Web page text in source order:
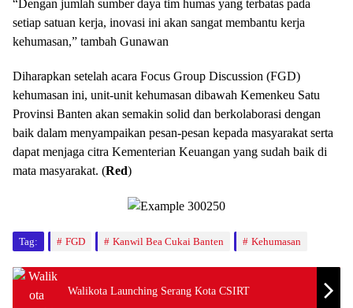
“Dengan jumlah sumber daya tim humas yang terbatas pada
setiap satuan kerja, inovasi ini akan sangat membantu kerja
kehumasan,” tambah Gunawan
Diharapkan setelah acara Focus Group Discussion (FGD)
kehumasan ini, unit-unit kehumasan dibawah Kemenkeu Satu
Provinsi Banten akan semakin solid dan berkolaborasi dengan
baik dalam menyampaikan pesan-pesan kepada masyarakat serta
dapat menjaga citra Kementerian Keuangan yang sudah baik di
mata masyarakat. (Red)
Tag: FGD Kanwil Bea Cukai Banten Kehumasan
Walikota Launching Serang Kota CSIRT